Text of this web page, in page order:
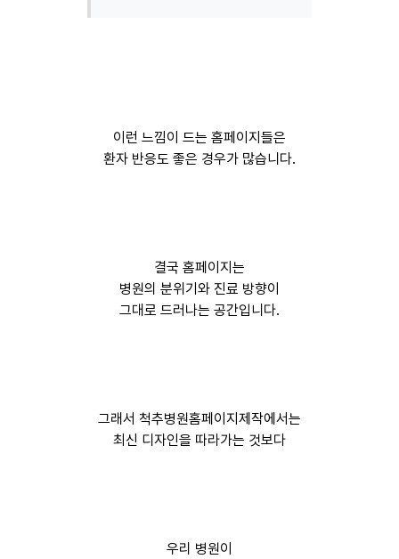
이런 느낌이 드는 홈페이지들은
환자 반응도 좋은 경우가 많습니다.
결국 홈페이지는
병원의 분위기와 진료 방향이
그대로 드러나는 공간입니다.
그래서 척추병원홈페이지제작에서는
최신 디자인을 따라가는 것보다
우리 병원이